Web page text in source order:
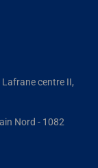
centre II,
Nord - 1082